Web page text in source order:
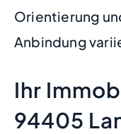
Orientierung
Anbindung
Ihr
94405